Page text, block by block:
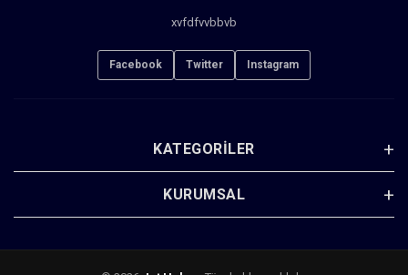
xvfdfvvbbvb
Facebook Twitter Instagram
KATEGORILER
KURUMSAL